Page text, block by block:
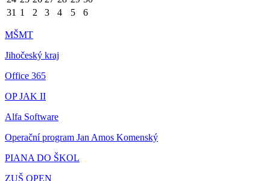
31 1 2 3 4 5 6
MŠMT
Jihočeský kraj
Office 365
OP JAK II
Alfa Software
Operační program Jan Amos Komenský
PIANA DO ŠKOL
ZUŠ OPEN